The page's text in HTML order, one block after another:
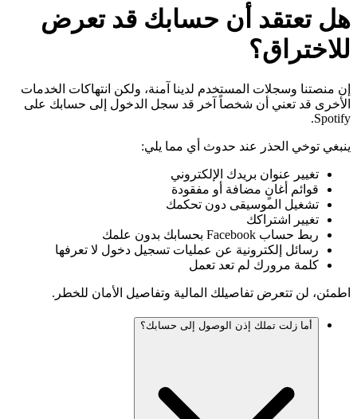
هل تعتقد أن حسابك قد تعرض
للاختراق؟
إن منصتنا وسجلات المستخدم لدينا آمنة، ولكن انتهاكات الخدمات
الأخرى قد تعني أن شخصاً آخر قد سجل الدخول إلى حسابك على
Spotify.
ينبغي توخي الحذر عند حدوث أي مما يلي:
تغيير عنوان بريدك الإلكتروني
قوائم أغانٍ مضافة أو مفقودة
تشغيل الموسيقى دون تحكمك
تغيير اشتراكك
ربط حساب Facebook بحسابك بدون علمك
رسائل إلكترونية عن عمليات تسجيل دخول لا تعرفها
كلمة مرورك لم تعد تعمل
اطمئن، لن تتعرض تفاصيلك المالية وتفاصيل الأمان للخطر.
أما زلت تملك إذن الوصول إلى حسابك؟